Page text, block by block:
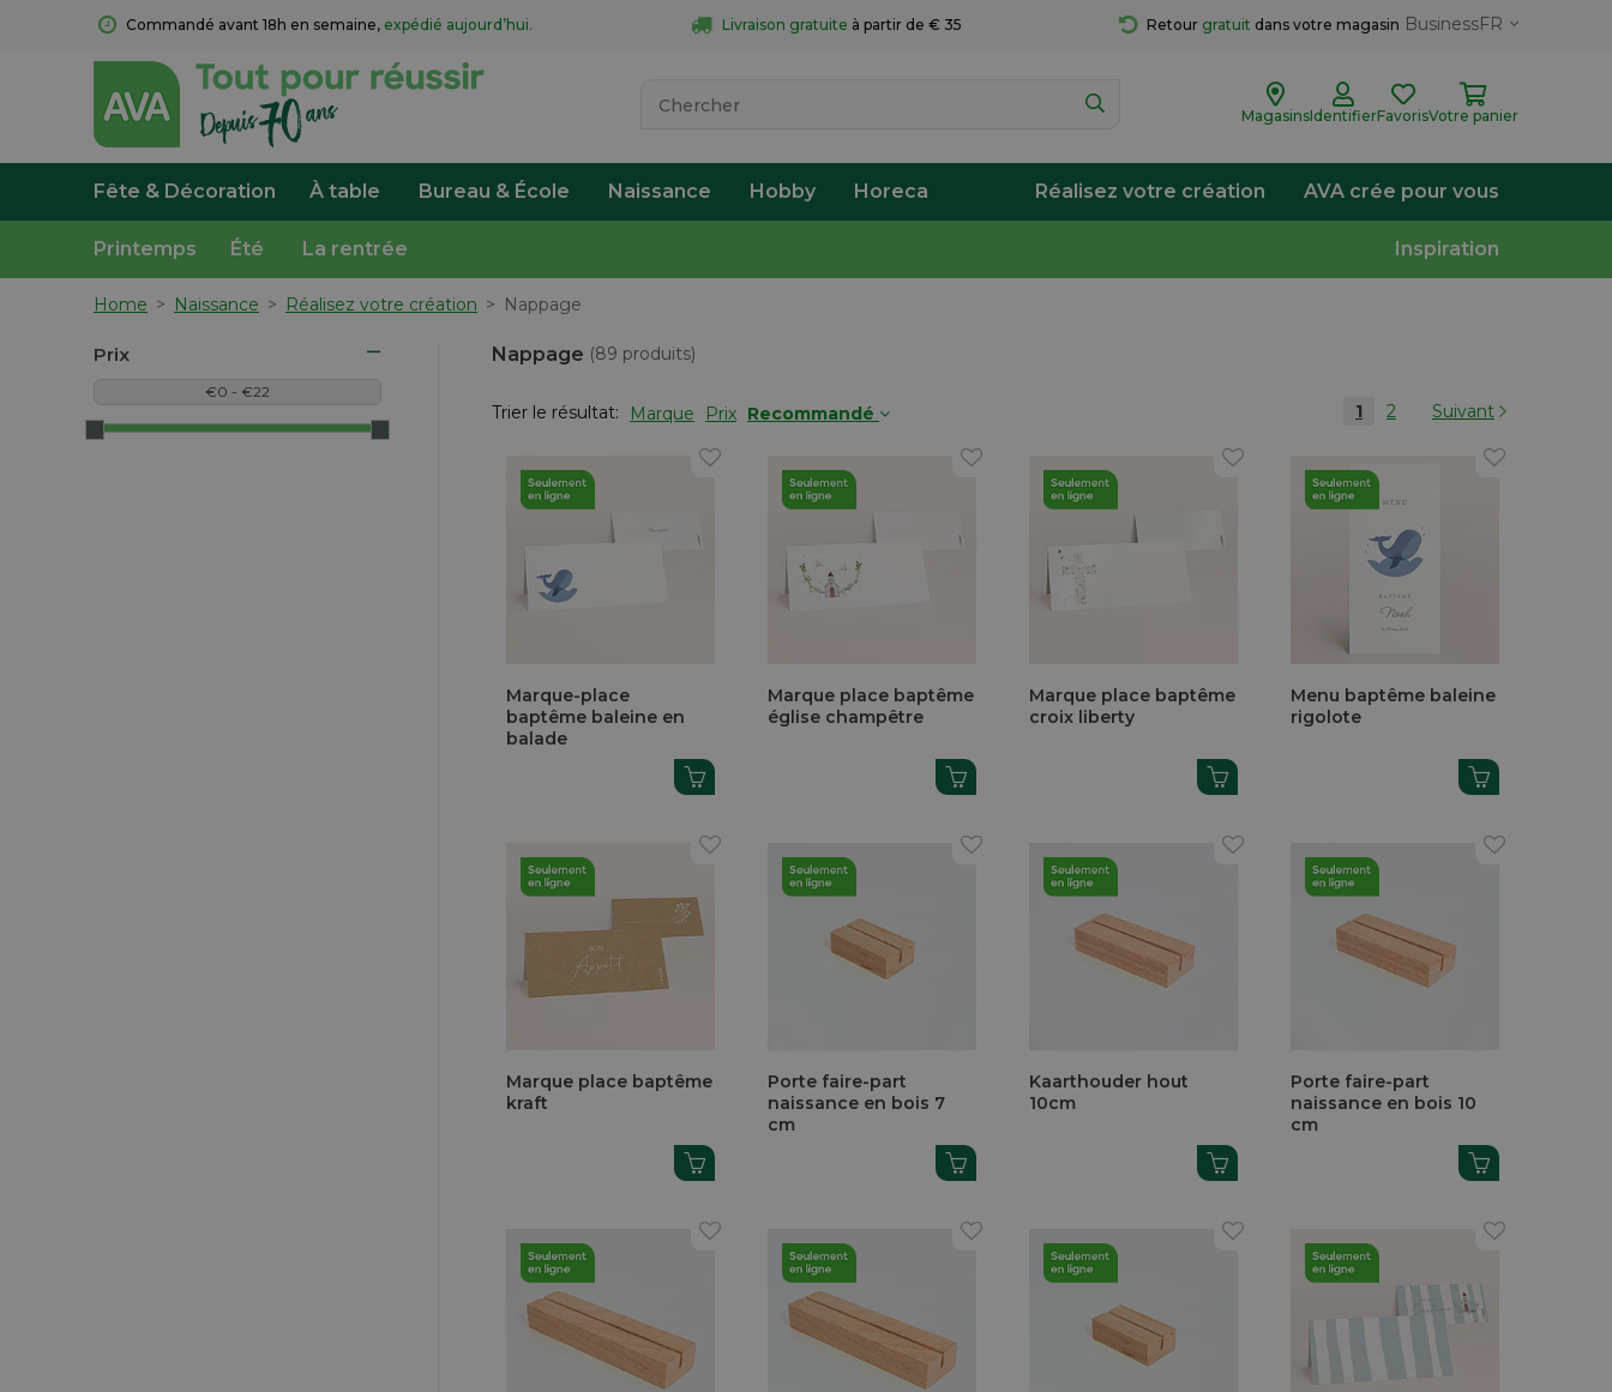
Commandé avant 18h en semaine, expédié aujourd’hui. Livraison gratuite à partir de € 35 Retour gratuit dans votre magasin BusinessFR
MagasinsIdentifierFavorisVotre panier
Fête & Décoration À table Bureau & École Naissance Hobby Horeca Réalisez votre création AVA crée pour vous
Printemps Été La rentrée Inspiration
Home > Naissance > Réalisez votre création > Nappage
Prix Nappage (89 produits)
Trier le résultat: Marque Prix Recommandé 1 2 Suivant
Marque-place
baptême baleine en
balade
Marque place baptême
église champêtre
Marque place baptême
croix liberty
Menu baptême baleine
rigolote
Marque place baptême
kraft
Porte faire-part
naissance en bois 7
cm
Kaarthouder hout
10cm
Porte faire-part
naissance en bois 10
cm